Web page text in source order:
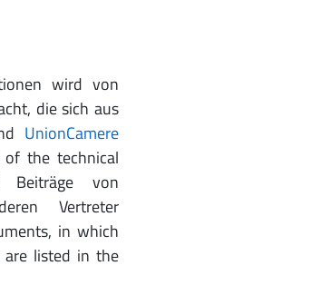
wird von
die sich aus
UnionCamere
the technical
von
Vertreter
in which
are listed in the